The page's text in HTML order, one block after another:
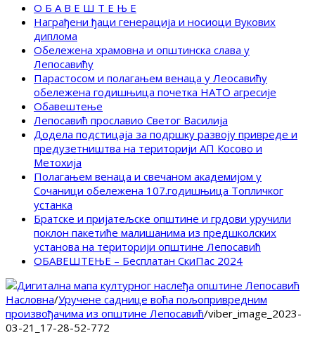
О Б А В Е Ш Т Е Њ Е
Награђени ђаци генерација и носиоци Вукових
диплома
Обележена храмовна и општинска слава у
Лепосавићу
Парастосом и полагањем венаца у Леосавићу
обележена годишњица почетка НАТО агресије
Обавештење
Лепосавић прославио Светог Василија
Додела подстицаја за подршку развоју привреде и
предузетништва на територији АП Косово и
Метохија
Полагањем венаца и свечаном академијом у
Сочаници обележена 107.годишњица Топличког
устанка
Братске и пријатељске општине и грдови уручили
поклон пакетиће малишанима из предшколских
установа на територији општине Лепосавић
ОБАВЕШТЕЊЕ – Бесплатан СкиПас 2024
Насловна/Уручене саднице воћа пољопривредним
произвођачима из општине Лепосавић/viber_image_2023-
03-21_17-28-52-772